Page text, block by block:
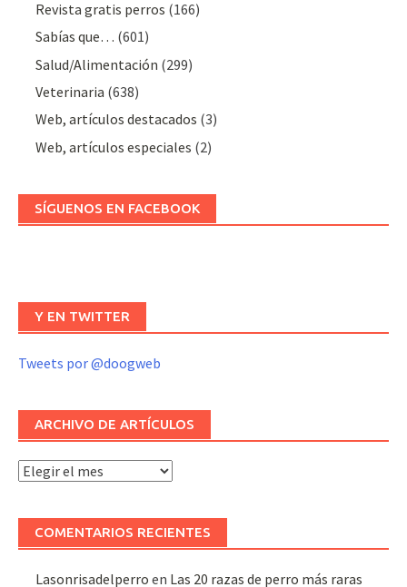
Revista gratis perros (166)
Sabías que… (601)
Salud/Alimentación (299)
Veterinaria (638)
Web, artículos destacados (3)
Web, artículos especiales (2)
SÍGUENOS EN FACEBOOK
Y EN TWITTER
Tweets por @doogweb
ARCHIVO DE ARTÍCULOS
Archivo
COMENTARIOS RECIENTES
Lasonrisadelperro en Las 20 razas de perro más raras